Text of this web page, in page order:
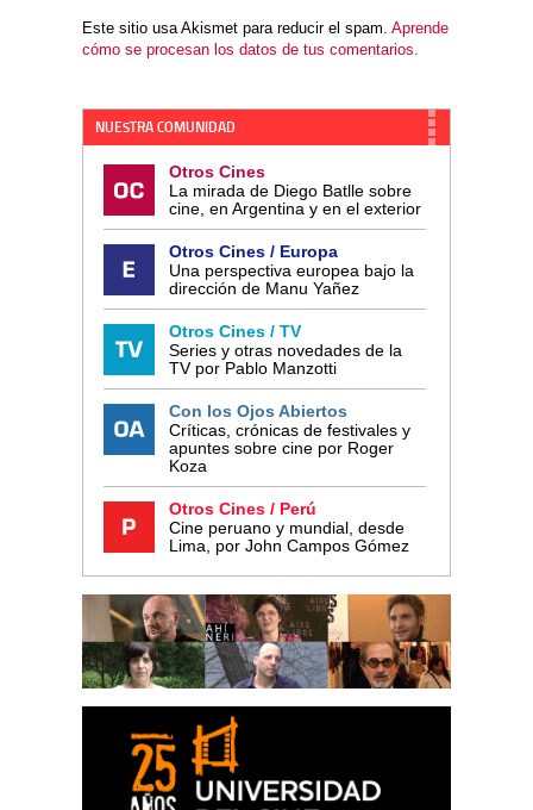
Este sitio usa Akismet para reducir el spam. Aprende
cómo se procesan los datos de tus comentarios.
NUESTRA COMUNIDAD
Otros Cines
La mirada de Diego Batlle sobre
cine, en Argentina y en el exterior
Otros Cines / Europa
Una perspectiva europea bajo la
dirección de Manu Yañez
Otros Cines / TV
Series y otras novedades de la
TV por Pablo Manzotti
Con los Ojos Abiertos
Críticas, crónicas de festivales y
apuntes sobre cine por Roger
Koza
Otros Cines / Perú
Cine peruano y mundial, desde
Lima, por John Campos Gómez